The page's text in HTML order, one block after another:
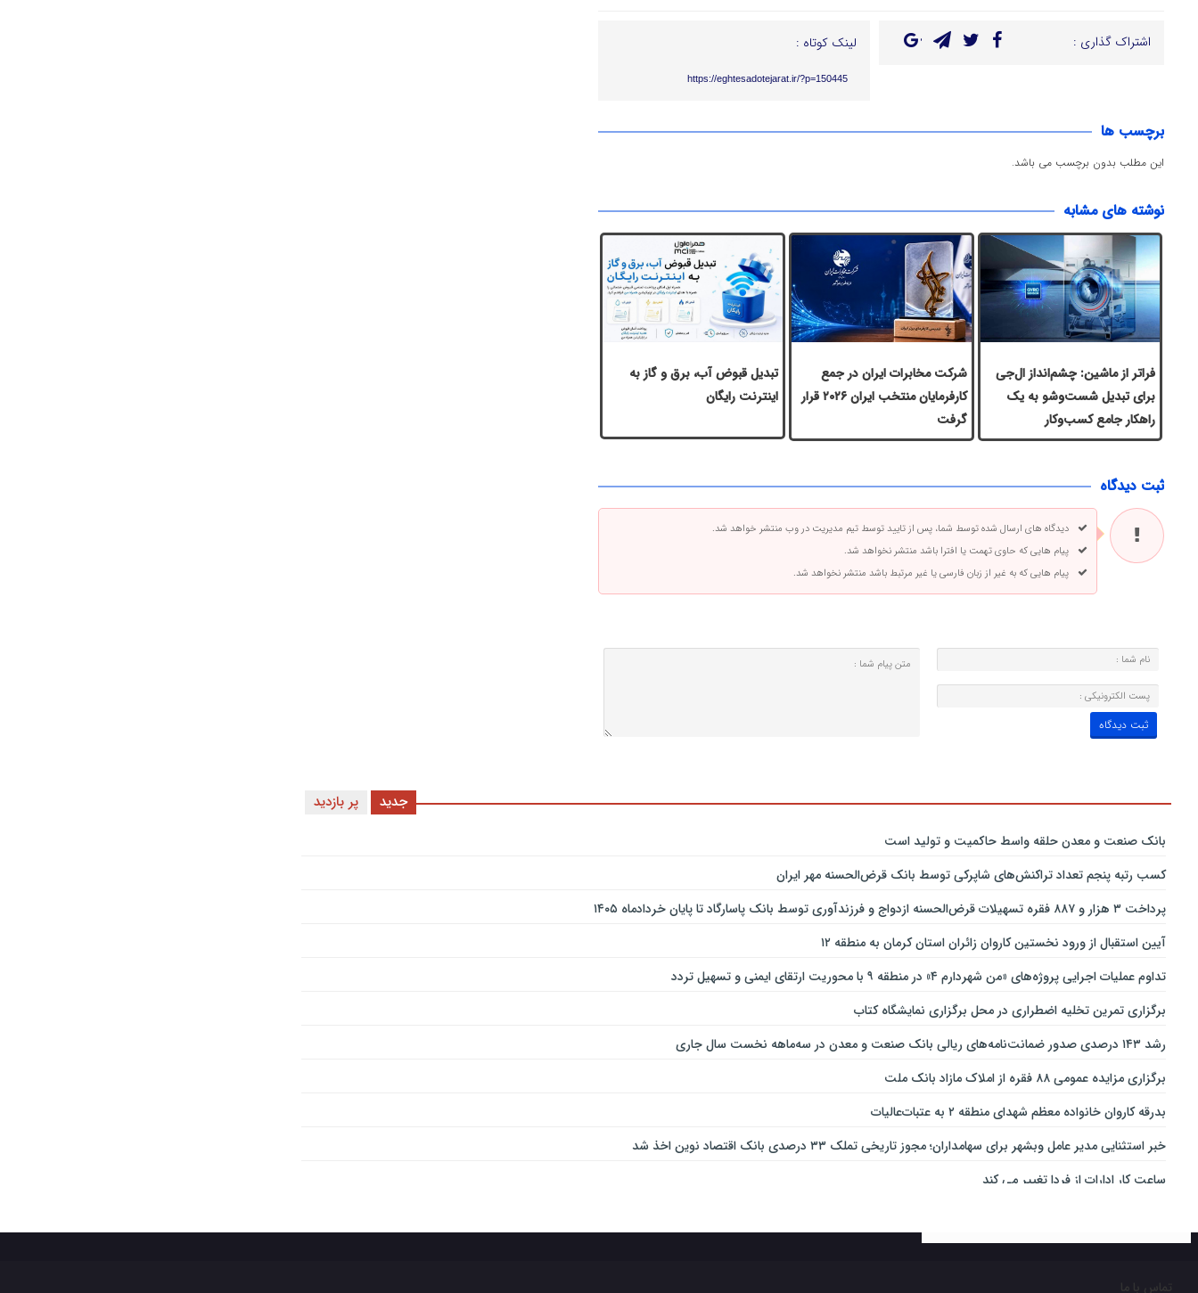
اشتراک گذاری : لینک کوتاه :
https://eghtesadotejarat.ir/?p=150445
برچسب ها
این مطلب بدون برچسب می باشد.
نوشته های مشابه
فراتر از ماشین: چشم‌انداز ال‌جی
برای تبدیل شست‌وشو به یک
راهکار جامع کسب‌وکار
شرکت مخابرات ایران در جمع
کارفرمایان منتخب ایران ۲۰۲۶ قرار
گرفت
تبدیل قبوض آب، برق و گاز به
اینترنت رایگان
ثبت دیدگاه
دیدگاه های ارسال شده توسط شما، پس از تایید توسط تیم مدیریت در وب منتشر خواهد شد.
پیام هایی که حاوی تهمت یا افترا باشد منتشر نخواهد شد.
پیام هایی که به غیر از زبان فارسی یا غیر مرتبط باشد منتشر نخواهد شد.
پر بازدید جدید
بانك صنعت و معدن حلقه واسط حاكمیت و تولید است
کسب رتبه پنجم تعداد تراکنش‌های شاپرکی توسط بانک قرض‌الحسنه مهر ایران
پرداخت ۳ هزار و ۸۸۷ فقره تسهیلات قرض‌الحسنه ازدواج و فرزندآوری توسط بانک پاسارگاد تا پایان خردادماه ۱۴۰۵
آیین استقبال از ورود نخستین کاروان زائران استان کرمان به منطقه ۱۲
تداوم عملیات اجرایی پروژه‌های «من شهردارم ۴» در منطقه ۹ با محوریت ارتقای ایمنی و تسهیل تردد
برگزاری تمرین تخلیه اضطراری در محل برگزاری نمایشگاه کتاب
رشد ۱۴۳ درصدی صدور ضمانت‌نامه‌های ریالی بانک صنعت و معدن در سه‌ماهه نخست سال جاری
برگزاری مزایده عمومی ۸۸ فقره از املاک مازاد بانک ملت
بدرقه کاروان خانواده معظم شهدای منطقه ۲ به عتبات‌عالیات
خبر استثنایی مدیر عامل وبشهر برای سهامداران؛ مجوز تاریخی تملک ۳۳ درصدی بانک اقتصاد نوین اخذ شد
ساعت کار ادارات از فردا تغییر می کند
خدمات‌دهي مترو به 4 ميليون و 100 هزار نفر مسافر در مناسبت‌هاي ملي و مذهبي
تغییر ساعت کاری شعب بانک کارآفرین در ۱۵ استان
تماس با ما